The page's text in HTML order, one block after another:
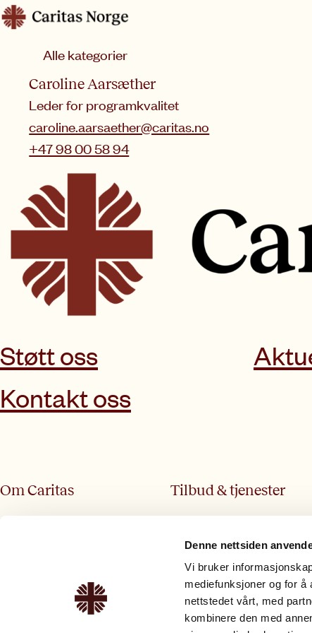
Denne nettsiden
Vi bruker
mediefunksjoner og for
nettstedet vårt, med
kombinere den med
Hopp
tilCaritas
Caroline Aarsæther
Leder for programkvalitet
caroline.aarsaether@caritas.no
+47 98 00 58 94
Støtt oss
Kontakt oss
Om Caritas
Ledig stillinger
Tilbud & tjenester
Kurskalender
Enfase